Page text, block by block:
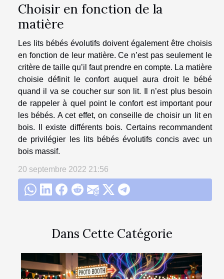
Dans Cette Catégorie
Choisir en fonction de la
matière
Les lits bébés évolutifs doivent également être choisis
en fonction de leur matière. Ce n’est pas seulement le
critère de taille qu’il faut prendre en compte. La matière
choisie définit le confort auquel aura droit le bébé
quand il va se coucher sur son lit. Il n’est plus besoin
de rappeler à quel point le confort est important pour
les bébés. A cet effet, on conseille de choisir un lit en
bois. Il existe différents bois. Certains recommandent
de privilégier les lits bébés évolutifs concis avec un
bois massif.
20 septembre 2022 21:56